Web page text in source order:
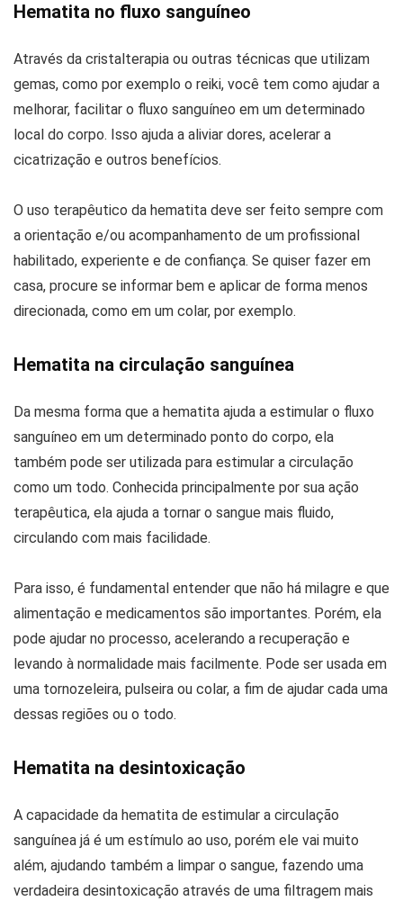
Hematita no fluxo sanguíneo
Através da cristalterapia ou outras técnicas que utilizam
gemas, como por exemplo o reiki, você tem como ajudar a
melhorar, facilitar o fluxo sanguíneo em um determinado
local do corpo. Isso ajuda a aliviar dores, acelerar a
cicatrização e outros benefícios.
O uso terapêutico da hematita deve ser feito sempre com
a orientação e/ou acompanhamento de um profissional
habilitado, experiente e de confiança. Se quiser fazer em
casa, procure se informar bem e aplicar de forma menos
direcionada, como em um colar, por exemplo.
Hematita na circulação sanguínea
Da mesma forma que a hematita ajuda a estimular o fluxo
sanguíneo em um determinado ponto do corpo, ela
também pode ser utilizada para estimular a circulação
como um todo. Conhecida principalmente por sua ação
terapêutica, ela ajuda a tornar o sangue mais fluido,
circulando com mais facilidade.
Para isso, é fundamental entender que não há milagre e que
alimentação e medicamentos são importantes. Porém, ela
pode ajudar no processo, acelerando a recuperação e
levando à normalidade mais facilmente. Pode ser usada em
uma tornozeleira, pulseira ou colar, a fim de ajudar cada uma
dessas regiões ou o todo.
Hematita na desintoxicação
A capacidade da hematita de estimular a circulação
sanguínea já é um estímulo ao uso, porém ele vai muito
além, ajudando também a limpar o sangue, fazendo uma
verdadeira desintoxicação através de uma filtragem mais